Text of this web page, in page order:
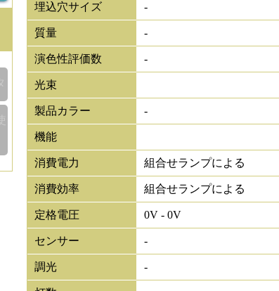
埋込穴サイズ -
質量 -
演色性評価数 -
光束
製品カラー -
機能
消費電力 組合せランプによる
消費効率 組合せランプによる
定格電圧 0V - 0V
センサー -
調光 -